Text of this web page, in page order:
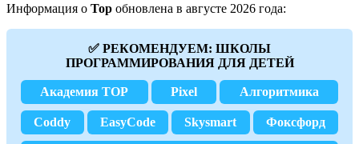
Информация о Top обновлена в августе 2026 года:
✅ РЕКОМЕНДУЕМ: ШКОЛЫ
ПРОГРАММИРОВАНИЯ ДЛЯ ДЕТЕЙ
Академия TOP Pixel Алгоритмика
Coddy EasyCode Skysmart Фоксфорд